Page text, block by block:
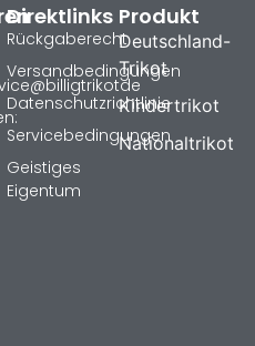
Produkt
Deutschland-
Trikot
Kindertrikot
Nationaltrikot
Direktlinks
Rückgaberecht
Versandbedingungen
Datenschutzrichtlinie
Servicebedingungen
Geistiges
Eigentum